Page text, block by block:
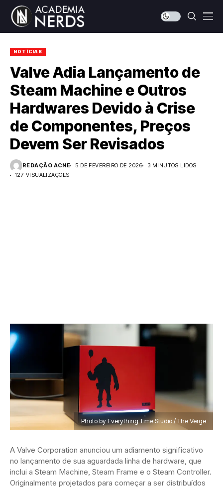
NOTÍCIAS
Valve Adia Lançamento de
Steam Machine e Outros
Hardwares Devido à Crise
de Componentes, Preços
Devem Ser Revisados
REDAÇÃO ACNE 5 DE FEVEREIRO DE 2026
3 MINUTOS LIDOS
127 VISUALIZAÇÕES
Photo by Everything Time Studio / The Verge
A Valve Corporation anunciou um adiamento significativo
no lançamento de sua aguardada linha de hardware, que
inclui a Steam Machine, Steam Frame e o Steam Controller.
Originalmente projetados para começar a ser distribuídos